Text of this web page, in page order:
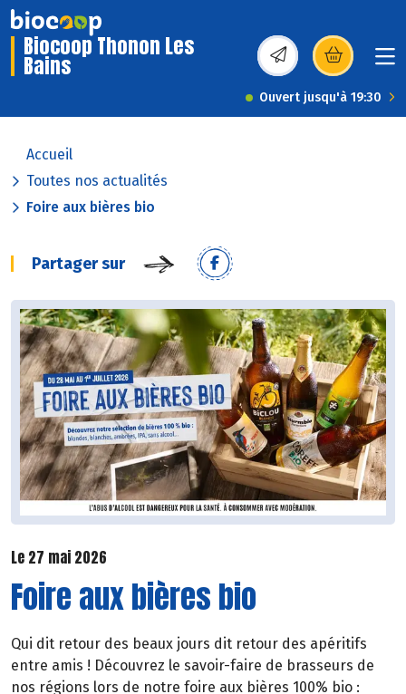
Biocoop Thonon Les
Bains (s’ouvre dans une
Ouvert jusqu'à 19:30
Accueil
Toutes nos actualités
Foire aux bières bio
Partager sur
Le 27 mai 2026
Foire aux bières bio
Qui dit retour des beaux jours dit retour des apéritifs
entre amis ! Découvrez le savoir-faire de brasseurs de
nos régions lors de notre foire aux bières 100% bio :